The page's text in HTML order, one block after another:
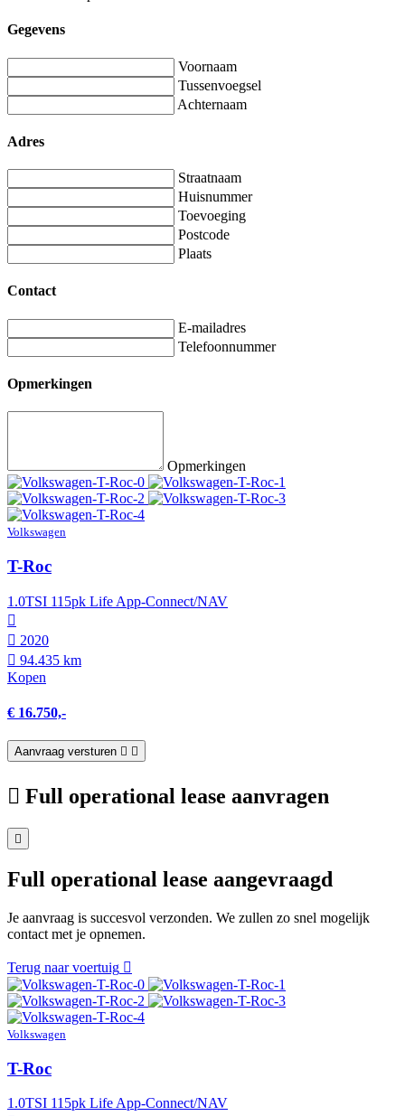
Gegevens
Voornaam
Tussenvoegsel
Achternaam
Adres
Straatnaam
Huisnummer
Toevoeging
Postcode
Plaats
Contact
E-mailadres
Telefoonnummer
Opmerkingen
Opmerkingen
Volkswagen
T-Roc
1.0TSI 115pk Life App-Connect/NAV
2020
94.435 km
Kopen
€ 16.750,-
Aanvraag versturen
Full operational lease aanvragen
Full operational lease aangevraagd
Je aanvraag is succesvol verzonden. We zullen zo snel mogelijk
contact met je opnemen.
Terug naar voertuig
Volkswagen
T-Roc
1.0TSI 115pk Life App-Connect/NAV